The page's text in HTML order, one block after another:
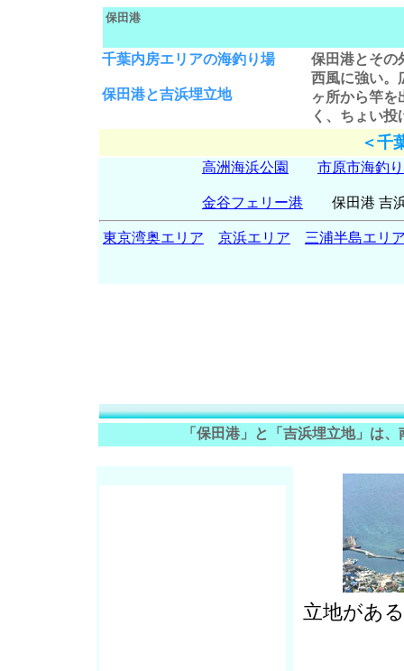
保田港
千葉内房エリアの海釣り場
保田港と吉浜埋立地
保田港とその
西風に強い。
ヶ所から竿を
く、ちょい
＜千
高洲海浜公園 市原市海釣
金谷フェリー港 保田港 吉
東京湾奥エリア 京浜エリア 三浦半島エリ
「保田港」と「吉浜埋立地」は
立地がある